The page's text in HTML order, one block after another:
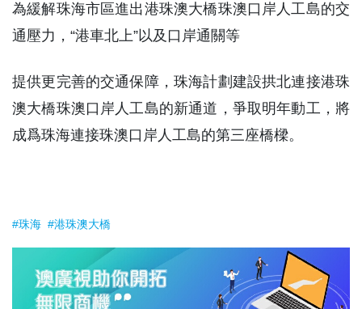
為緩解珠海市區進出港珠澳大橋珠澳口岸人工島的交
通壓力，“港車北上”以及口岸通關等
提供更完善的交通保障，珠海計劃建設拱北連接港珠
澳大橋珠澳口岸人工島的新通道，爭取明年動工，將
成爲珠海連接珠澳口岸人工島的第三座橋樑。
#珠海 #港珠澳大橋